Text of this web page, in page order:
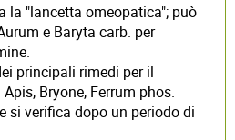
la "lancetta omeopatica"; può
e Baryta carb. per
principali rimedi per il
Bryone, Ferrum phos.
si verifica dopo un periodo di